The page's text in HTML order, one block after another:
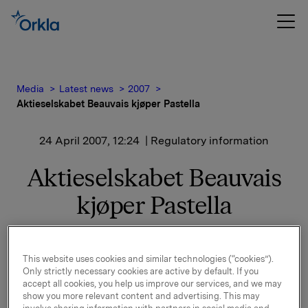
Media Latest news
2007
Aktieselskabet Beauvais kjøper Pastella
24 April 2007, 12:24 | Regulatory information
Aktieselskabet Beauvais
kjøper Pastella
Danmark, Sverige, Finland og Nederland.
Hovedkontoret ligger i Fredericia i Danmark, og
selskapet har produksjonsvirksomhet i Fredericia og
Skovlund. Pastella har en årlig omsetning på ca. 130
This website uses cookies and similar technologies (“cookies”).
Only strictly necessary cookies are active by default. If you
accept all cookies, you help us improve our services, and we may
show you more relevant content and advertising. This may